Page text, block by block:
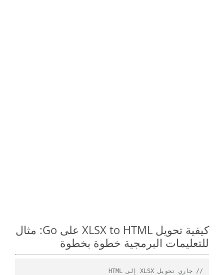
كيفية تحويل XLSX to HTML على Go: مثال
للتعليمات البرمجية خطوة بخطوة
// جاري تحويل XLSX إلى HTML